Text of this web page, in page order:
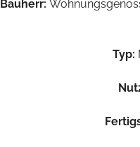
Bauherr:
Typ: